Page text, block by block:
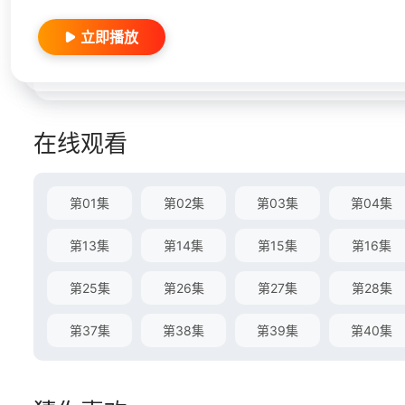
立即播放
在线观看
第01集 第02集 第03集 第04集
第13集 第14集 第15集 第16集
第25集 第26集 第27集 第28集
第37集 第38集 第39集 第40集